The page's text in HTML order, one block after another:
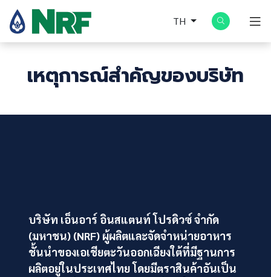
TH
เหตุการณ์สำคัญของบริษัท
บริษัท เอ็นอาร์ อินสแตนท์ โปรดิวซ์ จำกัด
(มหาชน) (NRF) ผู้ผลิตและจัดจำหน่ายอาหาร
ชั้นนำของเอเชียตะวันออกเฉียงใต้ที่มีฐานการ
ผลิตอยู่ในประเทศไทย โดยมีตราสินค้าอันเป็น